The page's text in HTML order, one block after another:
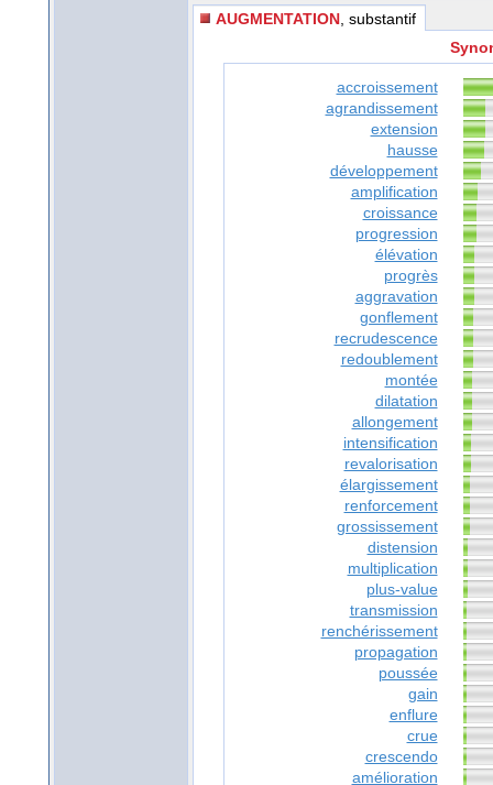
AUGMENTATION , substantif
accroissement
agrandissement
extension
hausse
développement
amplification
croissance
progression
élévation
progrès
aggravation
gonflement
recrudescence
redoublement
montée
dilatation
allongement
intensification
revalorisation
élargissement
renforcement
grossissement
distension
multiplication
plus-value
transmission
renchérissement
propagation
poussée
gain
enflure
crue
crescendo
amélioration